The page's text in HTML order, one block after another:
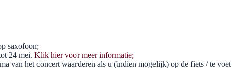
saxofoon;
24 mei. Klik hier voor meer informatie;
van het concert waarderen als u (indien mogelijk) op de fiets / te voet